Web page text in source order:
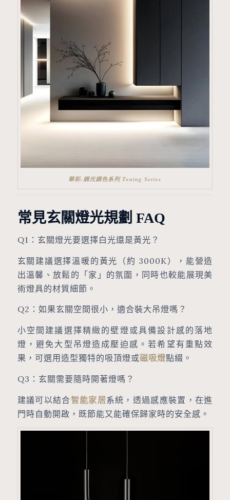
華彩-調光調色系列 Toning Series
常見玄關燈光規劃 FAQ
Q1：玄關燈光要選擇白光還是黃光？
玄關建議選擇溫暖的黃光（約 3000K），能營造
出溫馨、放鬆的「家」的氛圍，同時也較能展現美
術燈具的材質細節。
Q2：如果玄關空間很小，適合裝大吊燈嗎？
小空間建議選擇精緻的壁燈或具備設計感的落地
燈，避免大型吊燈造成壓迫感。若希望有重點效
果，可選用造型獨特的吸頂燈或磁吸燈點綴。
Q3：玄關需要隨時開著燈嗎？
建議可以結合智能家居系統，透過感應裝置，在進
門時自動開啟，既節能又能確保歸家時的安全感。